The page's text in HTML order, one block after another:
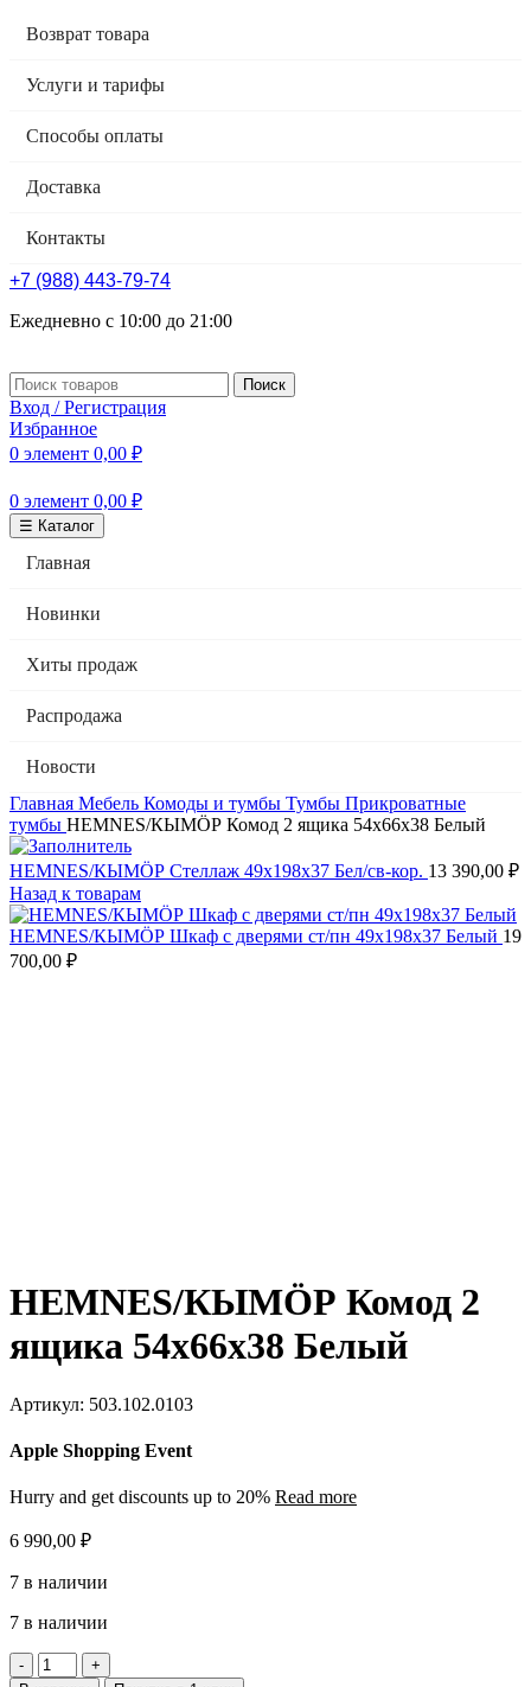
Возврат товара
Услуги и тарифы
Способы оплаты
Доставка
Контакты
+7 (988) 443-79-74
Ежедневно с 10:00 до 21:00
Поиск
Вход / Регистрация
Избранное
0 элемент 0,00 ₽
0 элемент 0,00 ₽
☰ Каталог
Главная
Новинки
Хиты продаж
Распродажа
Новости
Главная Мебель Комоды и тумбы Тумбы Прикроватные
тумбы HEMNES/КЫМӦР Комод 2 ящика 54х66х38 Белый
HEMNES/КЫМӦР Стеллаж 49х198х37 Бел/св-кор. 13 390,00 ₽
Назад к товарам
HEMNES/КЫМӦР Шкаф с дверями ст/пн 49х198х37 Белый 19
700,00 ₽
HEMNES/КЫМӦР Комод 2
ящика 54х66х38 Белый
Артикул: 503.102.0103
Apple Shopping Event
Hurry and get discounts up to 20% Read more
6 990,00 ₽
7 в наличии
7 в наличии
Количество